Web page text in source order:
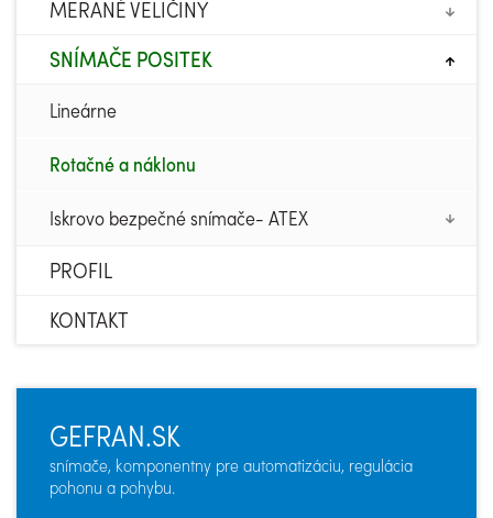
MERANÉ VELIČINY
SNÍMAČE POSITEK
Lineárne
Rotačné a náklonu
Iskrovo bezpečné snímače- ATEX
PROFIL
KONTAKT
GEFRAN.SK
snímače, komponentny pre automatizáciu, regulácia
pohonu a pohybu.